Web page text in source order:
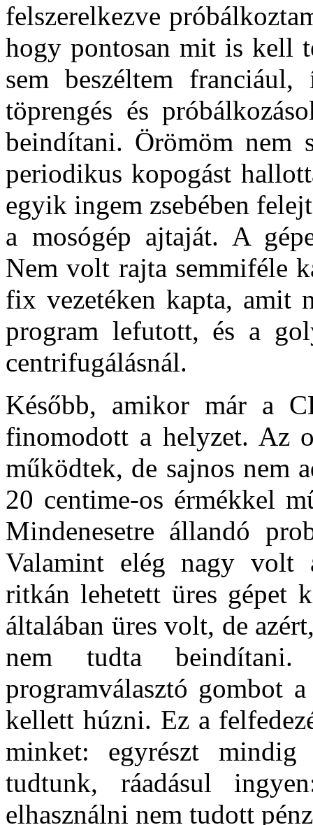
felszerelkezve
hogy pontosan mit is kell
sem beszéltem
töprengés és
beindítani. Örömöm nem
periodikus kopogást
egyik ingem zsebében
a mosógép ajtaját. A
Nem volt rajta semmiféle
fix vezetéken kapta, amit
program lefutott, és a
centrifugálásnál.
Később, amikor már a
finomodott a helyzet. Az
működtek, de sajnos nem
20 centime-os érmékkel
Mindenesetre állandó
Valamint elég nagy volt
ritkán lehetett üres gépet
általában üres volt, de
nem tudta
programválasztó gombot
kellett húzni. Ez a
minket: egyrészt
tudtunk, ráadásul
elhasználni nem tudott